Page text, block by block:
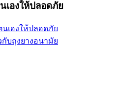
เองให้ปลอดภัย
เองให้ปลอดภัย
กับถุงยางอนามัย